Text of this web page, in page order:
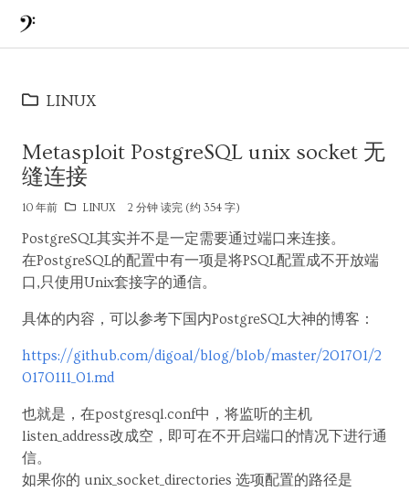
LINUX
Metasploit PostgreSQL unix socket 无
缝连接
10 年前 LINUX 2 分钟 读完 (约 354 字)
PostgreSQL其实并不是一定需要通过端口来连接。
在PostgreSQL的配置中有一项是将PSQL配置成不开放端
口,只使用Unix套接字的通信。
具体的内容，可以参考下国内PostgreSQL大神的博客：
https://github.com/digoal/blog/blob/master/201701/2
0170111_01.md
也就是，在postgresql.conf中，将监听的主机
listen_address改成空，即可在不开启端口的情况下进行通
信。
如果你的 unix_socket_directories 选项配置的路径是